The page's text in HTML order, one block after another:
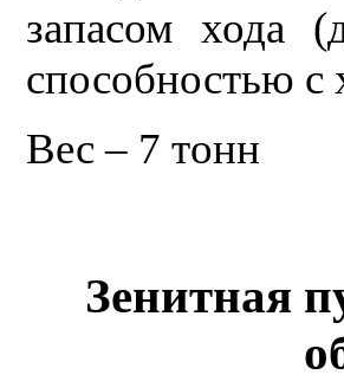
запасом хода
способностью с
Вес – 7 тонн
Зенитная